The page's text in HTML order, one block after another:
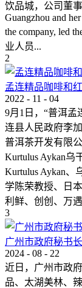
饮品城，公司董事
Guangzhou and
the company, led
业人员...
2
孟连精品咖啡和
2022 - 11 - 04
9月1日，“普洱
连县人民政府李
普洱茶开发有限
Kurtulus Aykan
Kurtulus Aykan、
学陈荣教授、日
利鲜、创创、万
3
广州市政府秘书
2024 - 08 - 22
近日，广州市政
品、太湖美林、